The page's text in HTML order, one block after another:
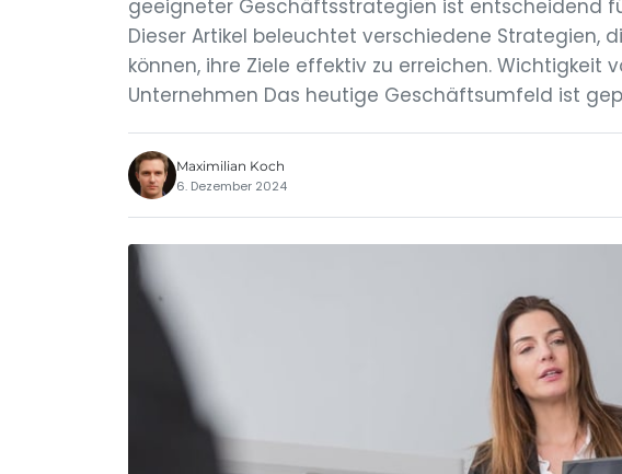
geeigneter Geschäftsstrategien ist entscheidend
Dieser Artikel beleuchtet verschiedene Strategien,
können, ihre Ziele effektiv zu erreichen. Wichtigkeit
Unternehmen Das heutige Geschäftsumfeld ist
Maximilian Koch
6. Dezember 2024